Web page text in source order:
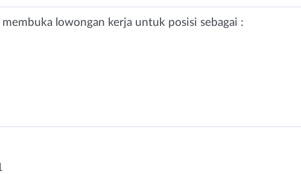
lowongan kerja untuk posisi sebagai :